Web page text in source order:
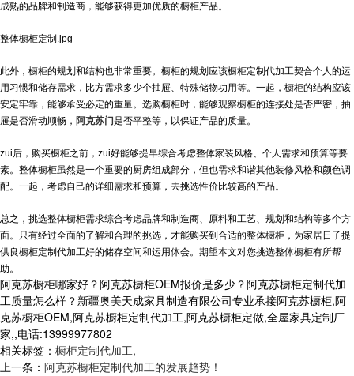
成熟的品牌和制造商，能够获得更加优质的橱柜产品。
整体橱柜定制.jpg
此外，橱柜的规划和结构也非常重要。橱柜的规划应该橱柜定制代加工契合个人的运
用习惯和储存需求，比方需求多少个抽屉、特殊储物功用等。一起，橱柜的结构应该
安定牢靠，能够承受必定的重量。选购橱柜时，能够观察橱柜的连接处是否严密，抽
屉是否滑动顺畅， 阿克苏门是否平整等，以保证产品的质量。
zui后，购买橱柜之前，zui好能够提早综合考虑整体家装风格、个人需求和预算等要
素。整体橱柜虽然是一个重要的厨房组成部分，但也需求和谐其他装修风格和颜色调
配。一起，考虑自己的详细需求和预算，去挑选性价比较高的产品。
总之，挑选整体橱柜需求综合考虑品牌和制造商、原料和工艺、规划和结构等多个方
面。只有经过全面的了解和合理的挑选，才能购买到合适的整体橱柜，为家居日子提
供良橱柜定制代加工好的储存空间和运用体会。期望本文对您挑选整体橱柜有所帮
助。
阿克苏橱柜哪家好？阿克苏橱柜OEM报价是多少？阿克苏橱柜定制代加
工质量怎么样？新疆奥美天成家具制造有限公司专业承接阿克苏橱柜,阿
克苏橱柜OEM,阿克苏橱柜定制代加工,阿克苏橱柜定做,全屋家具定制厂
家,,电话:13999977802
相关标签： 橱柜定制代加工,
上一条： 阿克苏橱柜定制代加工的发展趋势！